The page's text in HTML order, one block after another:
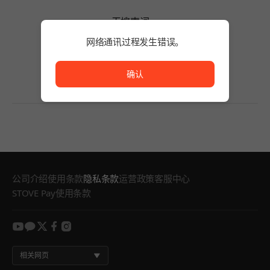
无搜索词。
请缩短搜索词的字数或变更筛选条件。
公司介绍使用条款隐私条款运营政策客服中心
STOVE Pay使用条款
youtube
kakao
twitter
facebook
instagram
相关网页
网络通讯过程发生错误。
确认